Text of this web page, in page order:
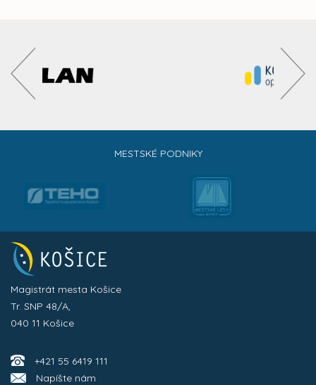
MESTSKÉ PODNIKY
Magistrát mesta Košice
Tr. SNP 48/A,
040 11 Košice
+421 55 6419 111
Napíšte nám